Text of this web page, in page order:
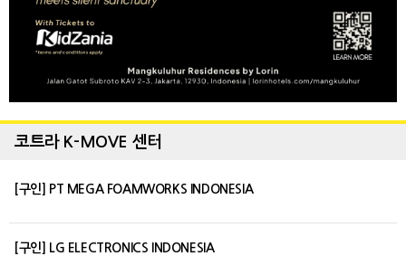
코트라 K-MOVE 센터
[구인] PT MEGA FOAMWORKS INDONESIA
[구인] LG ELECTRONICS INDONESIA